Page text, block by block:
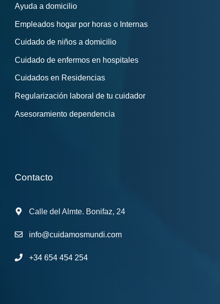
Ayuda a domicilio
Empleados hogar por horas o Internas
Cuidado de niños a domicilio
Cuidado de enfermos en hospitales
Cuidados en Residencias
Regularización laboral de tu cuidador
Asesoramiento dependencia
Contacto
Calle del Almte. Bonifaz, 24
info@cuidamosmundi.com
+34 654 454 254